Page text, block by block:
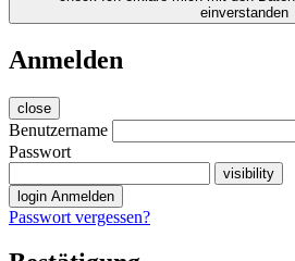
einverstanden
Anmelden
close
Benutzername
Passwort
visibility
login Anmelden
Passwort vergessen?